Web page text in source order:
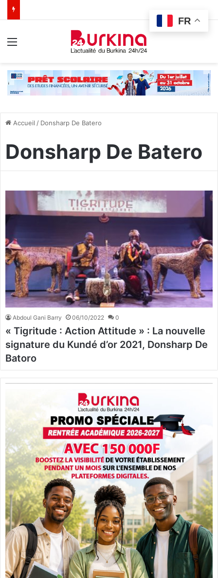
Accueil / Donsharp De Batero
Donsharp De Batero
Abdoul Gani Barry 06/10/2022 0
« Tigritude : Action Attitude » : La nouvelle
signature du Kundé d’or 2021, Donsharp De
Batoro
FR